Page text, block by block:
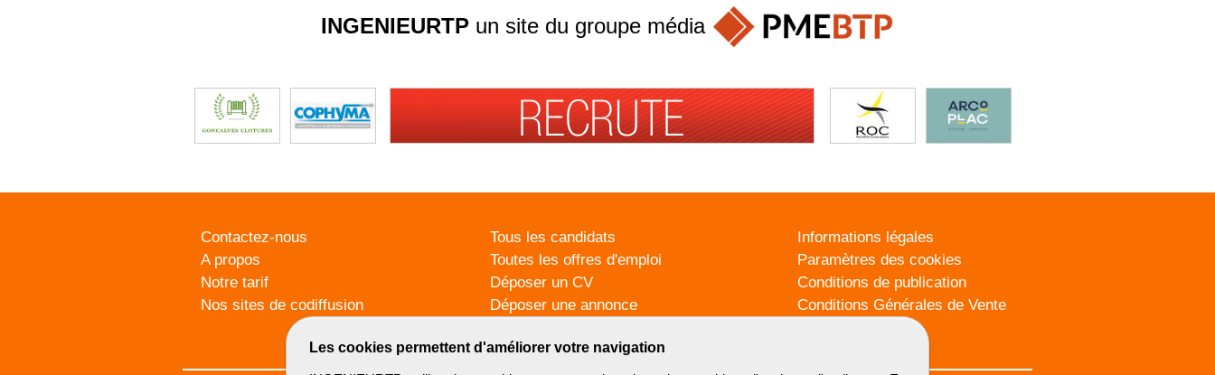
Les cookies permettent d'améliorer votre navigation
INGENIEURTPun site du groupe média
Contactez-nous
A propos
Notre tarif
Nos sites de codiffusion
Tous les candidats
Toutes les offres d'emploi
Déposer un CV
Déposer une annonce
Informations légales
Paramètres des cookies
Conditions de publication
Conditions Générales de Vente